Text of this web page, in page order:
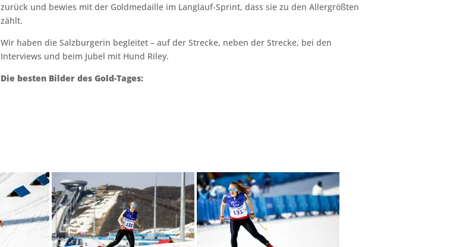
zurück und bewies mit der Goldmedaille im Langlauf-Sprint, dass sie zu den Allergrößten
zählt.
Wir haben die Salzburgerin begleitet – auf der Strecke, neben der Strecke, bei den
Interviews und beim Jubel mit Hund Riley.
Die besten Bilder des Gold-Tages: